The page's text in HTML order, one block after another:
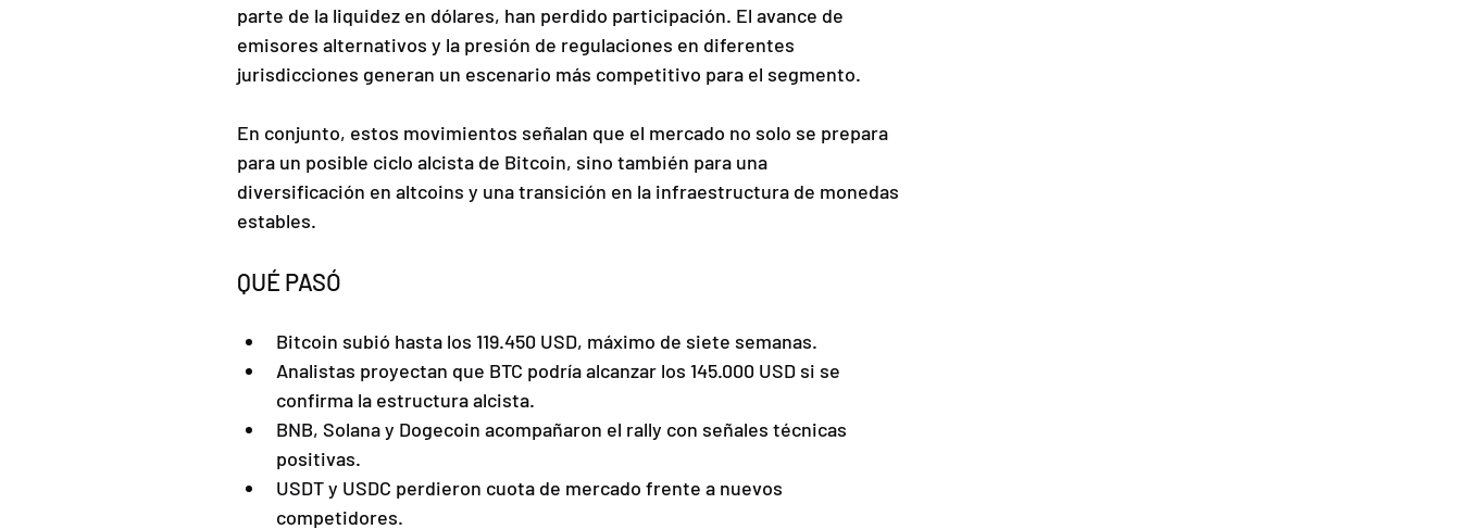
parte de la liquidez en dólares, han perdido participación. El avance de
emisores alternativos y la presión de regulaciones en diferentes
jurisdicciones generan un escenario más competitivo para el segmento.
En conjunto, estos movimientos señalan que el mercado no solo se prepara
para un posible ciclo alcista de Bitcoin, sino también para una
diversificación en altcoins y una transición en la infraestructura de monedas
estables.
QUÉ PASÓ
Bitcoin subió hasta los 119.450 USD, máximo de siete semanas.
Analistas proyectan que BTC podría alcanzar los 145.000 USD si se
confirma la estructura alcista.
BNB, Solana y Dogecoin acompañaron el rally con señales técnicas
positivas.
USDT y USDC perdieron cuota de mercado frente a nuevos
competidores.